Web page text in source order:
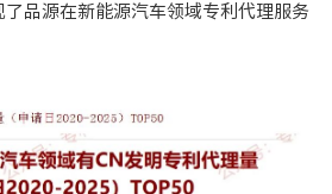
品源在新能源汽车领域专利代理服务